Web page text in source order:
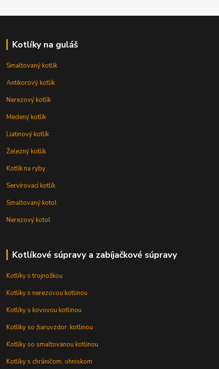
Kotlíky na guláš
Smaltovaný kotlík
Antikorový kotlík
Nerezový kotlík
Medený kotlík
Liatinový kotlík
Železný kotlík
Kotlík na ryby
Servírovací kotlík
Smaltovaný kotol
Nerezový kotol
Kotlíkové súpravy a zabíjačkové súpravy
Kotlíky s trojnožkou
Kotlíky s nerezovou kotlinou
Kotlíky s kovovou kotlinou
Kotlíky so žiaruvzdor. kotlinou
Kotlíky so smaltovanou kotlinou
Kotlíky s chráničom, ohniskom